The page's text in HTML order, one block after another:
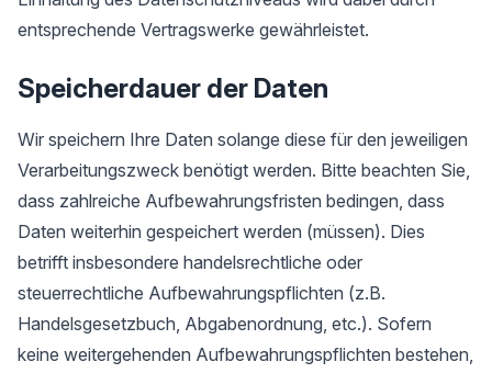
entsprechende Vertragswerke gewährleistet.
Speicherdauer der Daten
Wir speichern Ihre Daten solange diese für den jeweiligen
Verarbeitungszweck benötigt werden. Bitte beachten Sie,
dass zahlreiche Aufbewahrungsfristen bedingen, dass
Daten weiterhin gespeichert werden (müssen). Dies
betrifft insbesondere handelsrechtliche oder
steuerrechtliche Aufbewahrungspflichten (z.B.
Handelsgesetzbuch, Abgabenordnung, etc.). Sofern
keine weitergehenden Aufbewahrungspflichten bestehen,